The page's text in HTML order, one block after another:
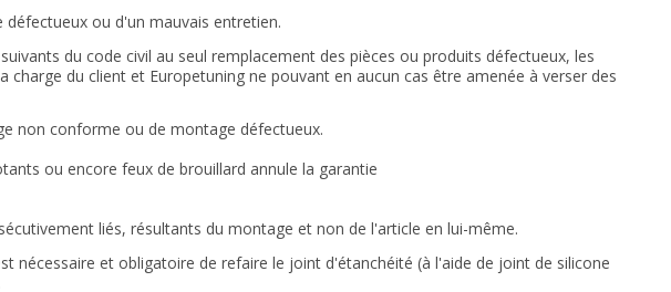
ou d'un mauvais entretien.
du code civil au seul remplacement des pièces ou produits défectueux, les
du client et Europetuning ne pouvant en aucun cas être amenée à verser des
non conforme ou de montage défectueux.
ou encore feux de brouillard annule la garantie
liés, résultants du montage et non de l'article en lui-même.
nécessaire et obligatoire de refaire le joint d'étanchéité (à l'aide de joint de silicone